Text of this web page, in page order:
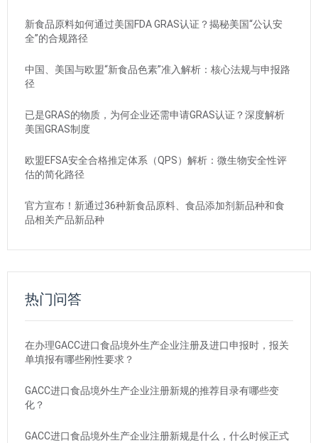
新食品原料如何通过美国FDA GRAS认证？揭秘美国“公认安
全”的合规路径
中国、美国与欧盟“新食品色素”准入解析：核心法规与申报路
径
已是GRAS的物质，为何企业还需申请GRAS认证？深度解析
美国GRAS制度
欧盟EFSA安全合格推定体系（QPS）解析：微生物安全性评
估的简化路径
官方宣布！新通过36种新食品原料、食品添加剂新品种和食
品相关产品新品种
热门问答
在办理GACC进口食品境外生产企业注册及进口申报时，报关
单填报有哪些刚性要求？
GACC进口食品境外生产企业注册新规的推荐目录有哪些变
化？
GACC进口食品境外生产企业注册新规是什么，什么时候正式